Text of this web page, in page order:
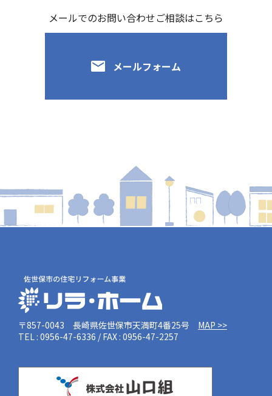
メールでのお問い合わせご相談はこちら
メールフォーム
〒857-0043 長崎県佐世保市天満町4番25号 MAP >>
TEL : 0956-47-6336 / FAX : 0956-47-2257